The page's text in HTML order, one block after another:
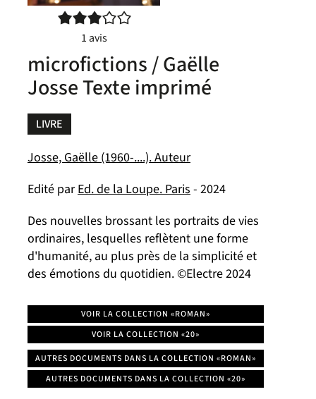
3/5
1avis
microfictions / Gaëlle
Josse Texte imprimé
LIVRE
Josse, Gaëlle (1960-....). Auteur
Edité parEd. de la Loupe. Paris- 2024
Des nouvelles brossant les portraits de vies
ordinaires, lesquelles reflètent une forme
d'humanité, au plus près de la simplicité et
des émotions du quotidien. ©Electre 2024
VOIR LA COLLECTION «ROMAN»
VOIR LA COLLECTION «20»
AUTRES DOCUMENTS DANS LA COLLECTION «ROMAN»
AUTRES DOCUMENTS DANS LA COLLECTION «20»